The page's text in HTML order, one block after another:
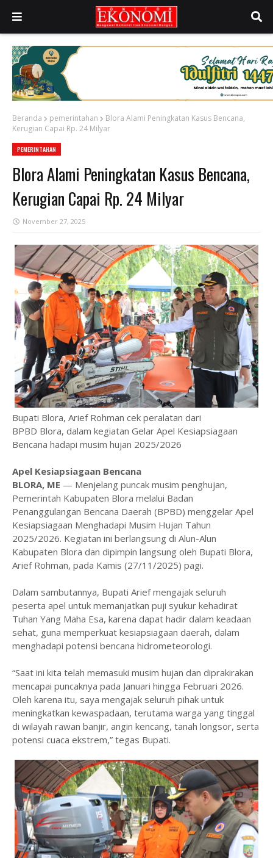
Beranda pemerintahan
Blora Alami Peningkatan Kasus Bencana,
Kerugian Capai Rp. 24 Milyar
PEMERINTAHAN
Blora Alami Peningkatan Kasus Bencana,
Kerugian Capai Rp. 24 Milyar
November 27, 2025
Bupati Blora, Arief Rohman cek peralatan dari
BPBD Blora, dalam kegiatan Gelar Apel Kesiapsiagaan
Bencana hadapi musim hujan 2025/2026
Apel Kesiapsiagaan Bencana
BLORA, ME — Menjelang puncak musim penghujan,
Pemerintah Kabupaten Blora melalui Badan
Penanggulangan Bencana Daerah (BPBD) menggelar Apel
Kesiapsiagaan Menghadapi Musim Hujan Tahun
2025/2026. Kegiatan ini berlangsung di Alun-Alun
Kabupaten Blora dan dipimpin langsung oleh Bupati Blora,
Arief Rohman, pada Kamis (27/11/2025) pagi.
‎Dalam sambutannya, Bupati Arief mengajak seluruh
peserta apel untuk memanjatkan puji syukur kehadirat
Tuhan Yang Maha Esa, karena dapat hadir dalam keadaan
sehat, guna memperkuat kesiapsiagaan daerah, dalam
menghadapi potensi bencana hidrometeorologi.
‎“Saat ini kita telah memasuki musim hujan dan diprakirakan
mencapai puncaknya pada Januari hingga Februari 2026.
Oleh karena itu, saya mengajak seluruh pihak untuk
meningkatkan kewaspadaan, terutama warga yang tinggal
di wilayah rawan banjir, angin kencang, tanah longsor, serta
potensi cuaca ekstrem,” tegas Bupati.